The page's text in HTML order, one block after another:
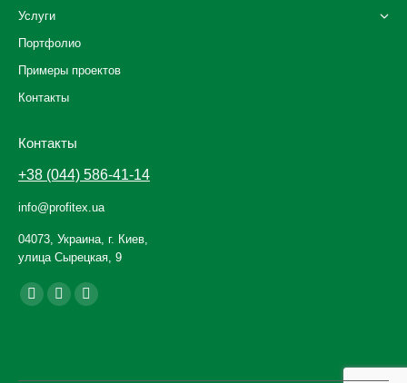
Услуги
Портфолио
Примеры проектов
Контакты
Контакты
+38 (044) 586-41-14
info@profitex.ua
04073, Украина, г. Киев,
улица Сырецкая, 9
Ищите нас:
Facebook
YouTubeInstagram